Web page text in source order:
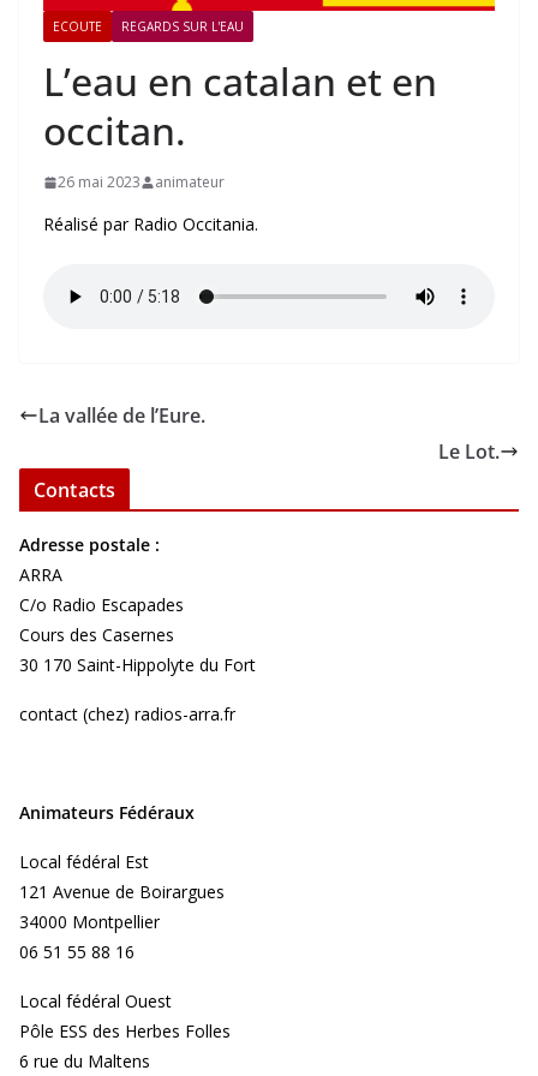
ECOUTE REGARDS SUR L'EAU
L’eau en catalan et en
occitan.
26 mai 2023 animateur
Réalisé par Radio Occitania.
La vallée de l’Eure.
Le Lot.
Contacts
Adresse postale :
ARRA
C/o Radio Escapades
Cours des Casernes
30 170 Saint-Hippolyte du Fort
contact (chez) radios-arra.fr
Animateurs Fédéraux
Local fédéral Est
121 Avenue de Boirargues
34000 Montpellier
06 51 55 88 16
Local fédéral Ouest
Pôle ESS des Herbes Folles
6 rue du Maltens